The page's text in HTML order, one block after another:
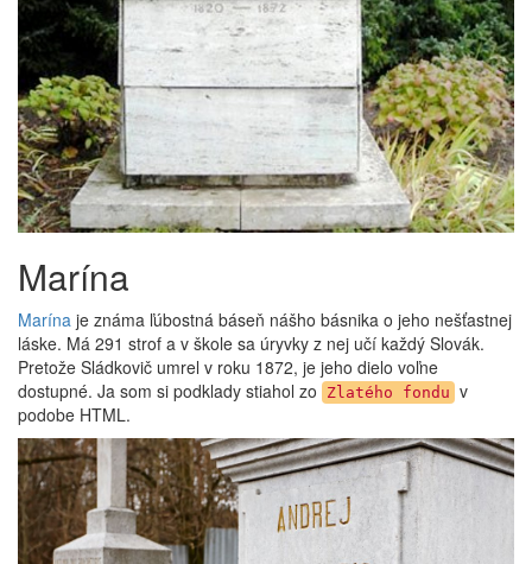
Marína
Marína je známa ľúbostná báseň nášho básnika o jeho nešťastnej
láske. Má 291 strof a v škole sa úryvky z nej učí každý Slovák.
Pretože Sládkovič umrel v roku 1872, je jeho dielo voľne
dostupné. Ja som si podklady stiahol zo
Zlatého fondu v
podobe HTML.